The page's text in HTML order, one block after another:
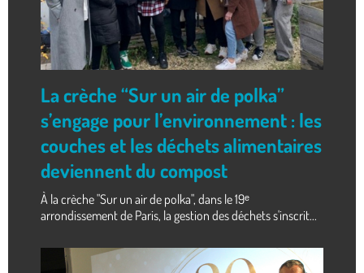
La crèche “Sur un air de polka”
s’engage pour l’environnement : les
couches et les déchets alimentaires
deviennent du compost
À la crèche "Sur un air de polka", dans le 19ᵉ
arrondissement de Paris, la gestion des déchets s'inscrit...